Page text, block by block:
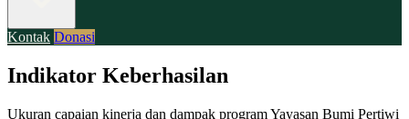
Kontak Donasi
Indikator Keberhasilan
Ukuran capaian kinerja dan dampak program Yayasan Bumi Pertiwi